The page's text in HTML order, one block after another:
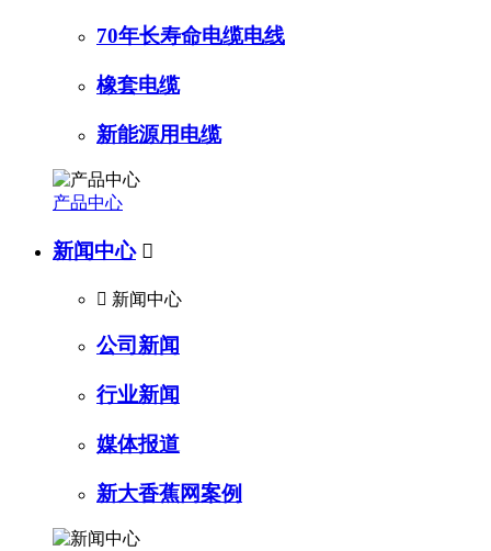
70年长寿命电缆电线
橡套电缆
新能源用电缆
产品中心
新闻中心 
 新闻中心
公司新闻
行业新闻
媒体报道
新大香蕉网案例